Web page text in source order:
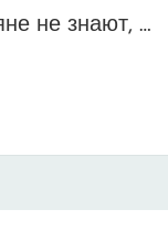
не знают, …